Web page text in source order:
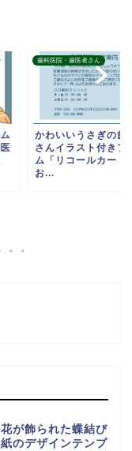
歯科医院・歯医者さん
かわいいうさぎの歯
さんイラスト付きフ
ム「リコールカード
お...
が飾られた蝶結び
のデザインテンプ